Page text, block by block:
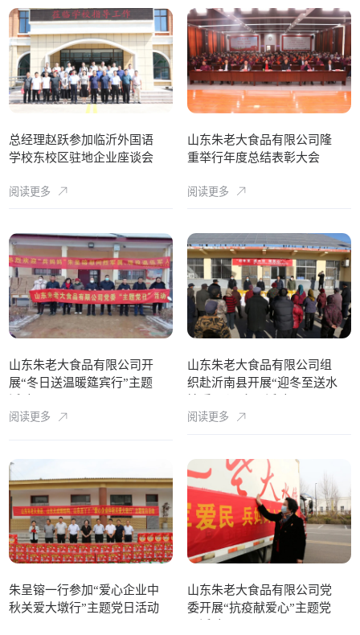
总经理赵跃参加临沂外国语
学校东校区驻地企业座谈会
阅读更多
山东朱老大食品有限公司隆
重举行年度总结表彰大会
阅读更多
山东朱老大食品有限公司开
展“冬日送温暖筵宾行”主题
阅读更多
山东朱老大食品有限公司组
织赴沂南县开展“迎冬至送水
阅读更多
朱呈镕一行参加“爱心企业中
秋关爱大墩行”主题党日活动
山东朱老大食品有限公司党
委开展“抗疫献爱心”主题党